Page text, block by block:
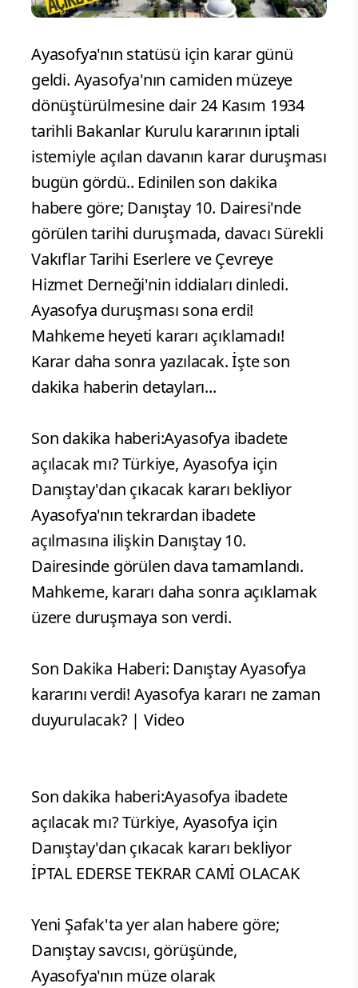
Ayasofya'nın statüsü için karar günü
geldi. Ayasofya'nın camiden müzeye
dönüştürülmesine dair 24 Kasım 1934
tarihli Bakanlar Kurulu kararının iptali
istemiyle açılan davanın karar duruşması
bugün gördü.. Edinilen son dakika
habere göre; Danıştay 10. Dairesi'nde
görülen tarihi duruşmada, davacı Sürekli
Vakıflar Tarihi Eserlere ve Çevreye
Hizmet Derneği'nin iddiaları dinledi.
Ayasofya duruşması sona erdi!
Mahkeme heyeti kararı açıklamadı!
Karar daha sonra yazılacak. İşte son
dakika haberin detayları...
Son dakika haberi:Ayasofya ibadete
açılacak mı? Türkiye, Ayasofya için
Danıştay'dan çıkacak kararı bekliyor
Ayasofya'nın tekrardan ibadete
açılmasına ilişkin Danıştay 10.
Dairesinde görülen dava tamamlandı.
Mahkeme, kararı daha sonra açıklamak
üzere duruşmaya son verdi.
Son Dakika Haberi: Danıştay Ayasofya
kararını verdi! Ayasofya kararı ne zaman
duyurulacak? | Video
Son dakika haberi:Ayasofya ibadete
açılacak mı? Türkiye, Ayasofya için
Danıştay'dan çıkacak kararı bekliyor
İPTAL EDERSE TEKRAR CAMİ OLACAK
Yeni Şafak'ta yer alan habere göre;
Danıştay savcısı, görüşünde,
Ayasofya'nın müze olarak